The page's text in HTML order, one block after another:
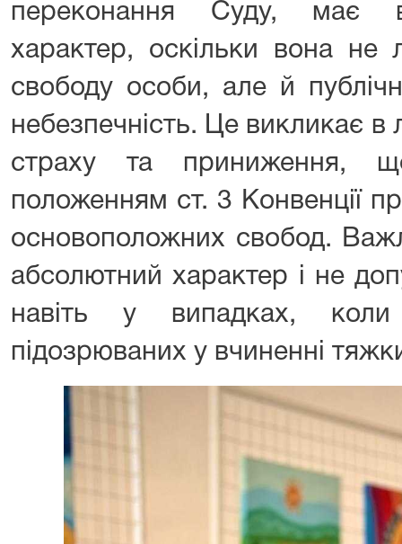
переконання Суду, має
характер, оскільки вона
свободу особи, але й
небезпечність. Це викликає
страху та приниження,
положенням ст. 3 Конвенції
основоположних свобод.
абсолютний характер і не
навіть у випадках,
підозрюваних у вчиненні